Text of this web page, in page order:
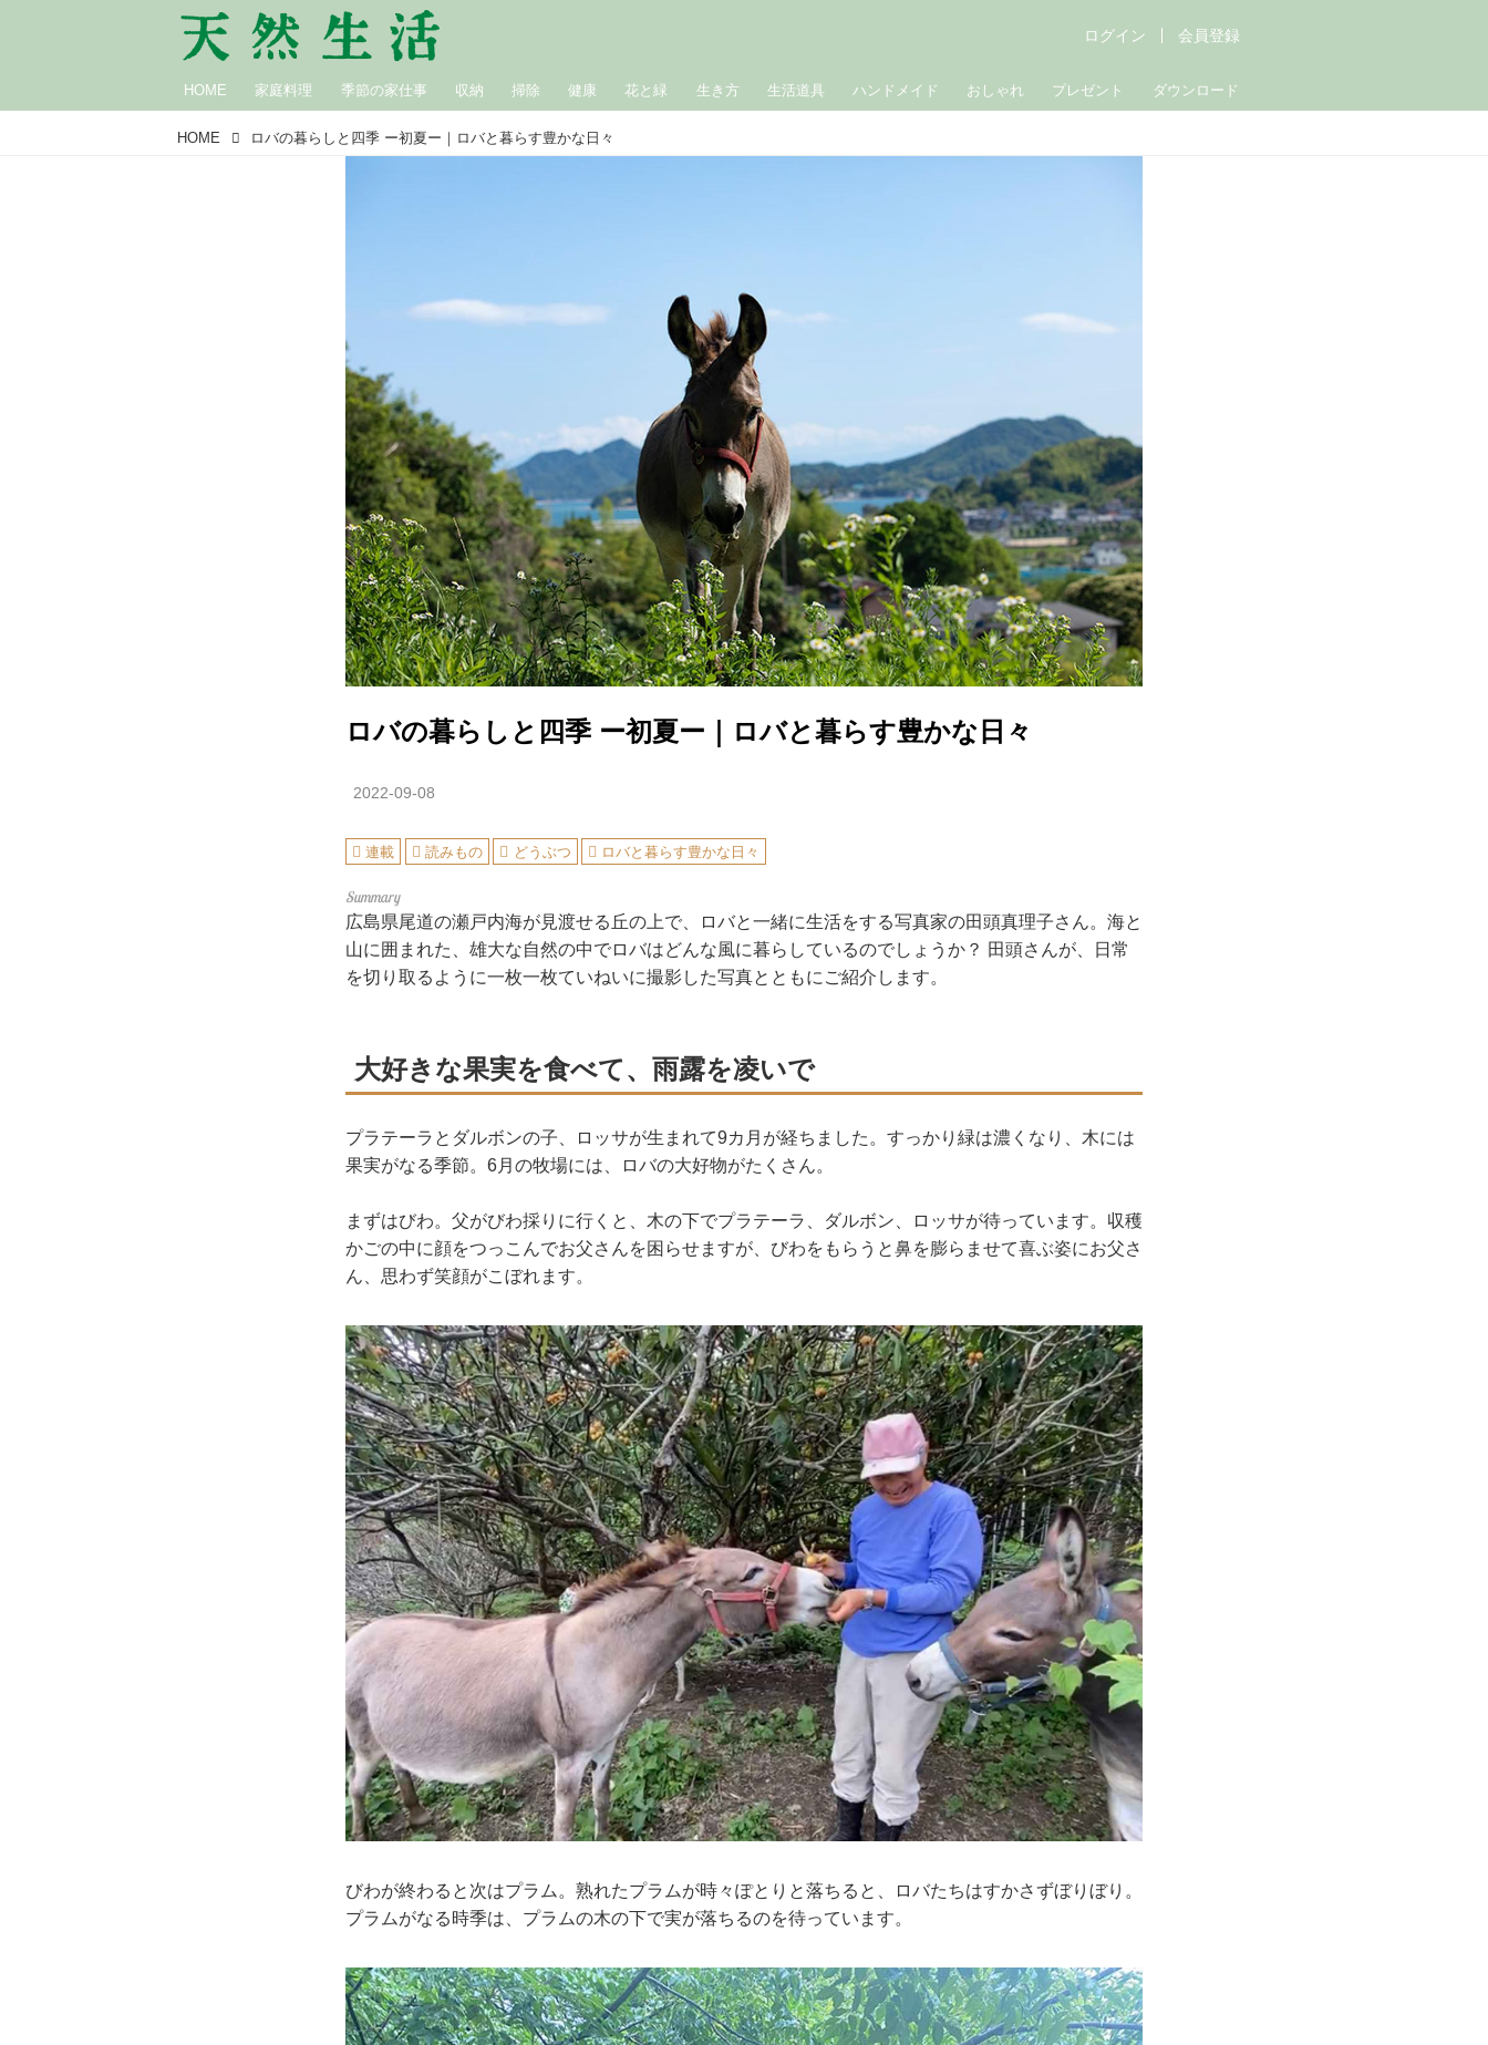
HOME 家庭料理 季節の家仕事 収納 掃除 健康 花と緑 生き方 生活道具 ハンドメイド おしゃれ プレゼント ダウンロード
ログイン 会員登録
HOME ロバの暮らしと四季 ー初夏ー｜ロバと暮らす豊かな日々
ロバの暮らしと四季 ー初夏ー｜ロバと暮らす豊かな日々
2022-09-08
連載 読みもの どうぶつ ロバと暮らす豊かな日々
広島県尾道の瀬戸内海が見渡せる丘の上で、ロバと一緒に生活をする写真家の田頭真理子さん。海と
山に囲まれた、雄大な自然の中でロバはどんな風に暮らしているのでしょうか？ 田頭さんが、日常
を切り取るように一枚一枚ていねいに撮影した写真とともにご紹介します。
大好きな果実を食べて、雨露を凌いで
プラテーラとダルボンの子、ロッサが生まれて9カ月が経ちました。すっかり緑は濃くなり、木には
果実がなる季節。6月の牧場には、ロバの大好物がたくさん。
まずはびわ。父がびわ採りに行くと、木の下でプラテーラ、ダルボン、ロッサが待っています。収穫
かごの中に顔をつっこんでお父さんを困らせますが、びわをもらうと鼻を膨らませて喜ぶ姿にお父さ
ん、思わず笑顔がこぼれます。
びわが終わると次はプラム。熟れたプラムが時々ぽとりと落ちると、ロバたちはすかさずぼりぼり。
プラムがなる時季は、プラムの木の下で実が落ちるのを待っています。